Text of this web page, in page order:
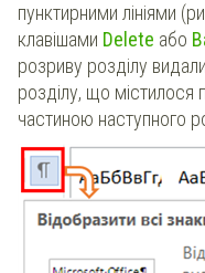
пунктирними лініями
клавішами Delete або
розриву розділу
розділу, що
частиною наступного